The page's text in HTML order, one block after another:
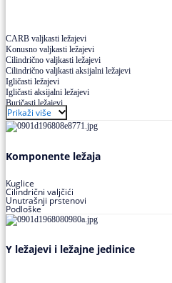
CARB valjkasti ležajevi
Konusno valjkasti ležajevi
Cilindrično valjkasti ležajevi
Cilindrično valjkasti aksijalni ležajevi
Igličasti ležajevi
Igličasti aksijalni ležajevi
Buričasti ležajevi
Buričasti zaptiveni ležajevi
Buričasti aksijalni ležajevi
Prikaži više
Komponente ležaja
Kuglice
Cilindrični valjčići
Unutrašnji prstenovi
Podloške
Y ležajevi i ležajne jedinice